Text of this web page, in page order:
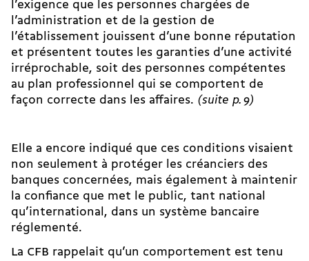
l’exigence que les personnes chargées de
l’administration et de la gestion de
l’établissement jouissent d’une bonne réputation
et présentent toutes les garanties d’une activité
irréprochable, soit des personnes compétentes
au plan professionnel qui se comportent de
façon correcte dans les affaires. (suite p. 9)
Elle a encore indiqué que ces conditions visaient
non seulement à protéger les créanciers des
banques concernées, mais également à maintenir
la confiance que met le public, tant national
qu’international, dans un système bancaire
réglementé.
La CFB rappelait qu’un comportement est tenu